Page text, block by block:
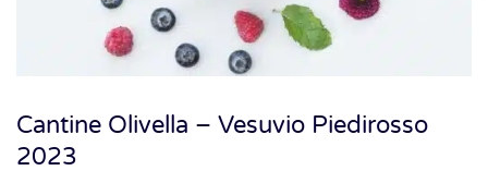
Cantine Olivella – Vesuvio Piedirosso
2023